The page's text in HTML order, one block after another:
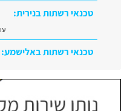
טכנאי רשתות בנירית:
טכנאי רשתות באלישמע: